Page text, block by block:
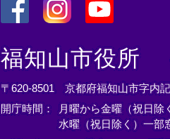
外
部
リ
ン
ク
外
部
リ
ン
ク
外
部
リ
ン
ク
＞
福知山市役所
〒620-8501 京都府福知山市字内
開庁時間： 月曜から金曜（祝日除
水曜（祝日除く）一部